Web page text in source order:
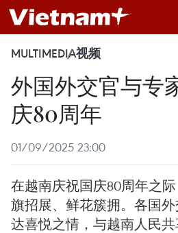
MULTIMEDIA视频
外国外交官与专
庆80周年
01/09/2025 23:00
在越南庆祝国庆80周年之
旗招展、鲜花簇拥。各国
达喜悦之情，与越南人民共